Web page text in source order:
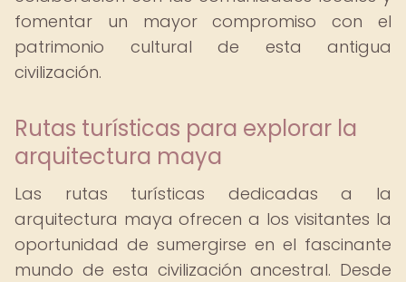
fomentar un mayor compromiso con el
patrimonio cultural de esta antigua
civilización.
Rutas turísticas para explorar la
arquitectura maya
Las rutas turísticas dedicadas a la
arquitectura maya ofrecen a los visitantes la
oportunidad de sumergirse en el fascinante
mundo de esta civilización ancestral. Desde